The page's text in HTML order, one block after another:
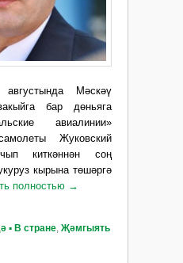
Мәскәү
бар дөньяга
авиалинии»
Жуковский
киткәннән соң
кырына төшәргә
полностью →
▪ В стране, Җәмгыять